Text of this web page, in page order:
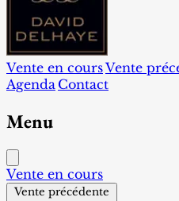
Vente en coursVente
Agenda Contact
Menu
Vente en cours
Vente précédente